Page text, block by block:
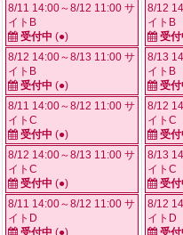
8/11 14:00～8/12 11:00 サ
イトB
受付中 (●)
8/12 14:00～8/13 11:00 サ
イトB
受付中 (●)
8/11 14:00～8/12 11:00 サ
イトC
受付中 (●)
8/12 14:00～8/13 11:00 サ
イトC
受付中 (●)
8/11 14:00～8/12 11:00 サ
イトD
受付中 (●)
8/12
イトB
受付
8/13
イトB
受付
8/12
イトC
受付
8/13
イトC
受付
8/12
イトD
受付